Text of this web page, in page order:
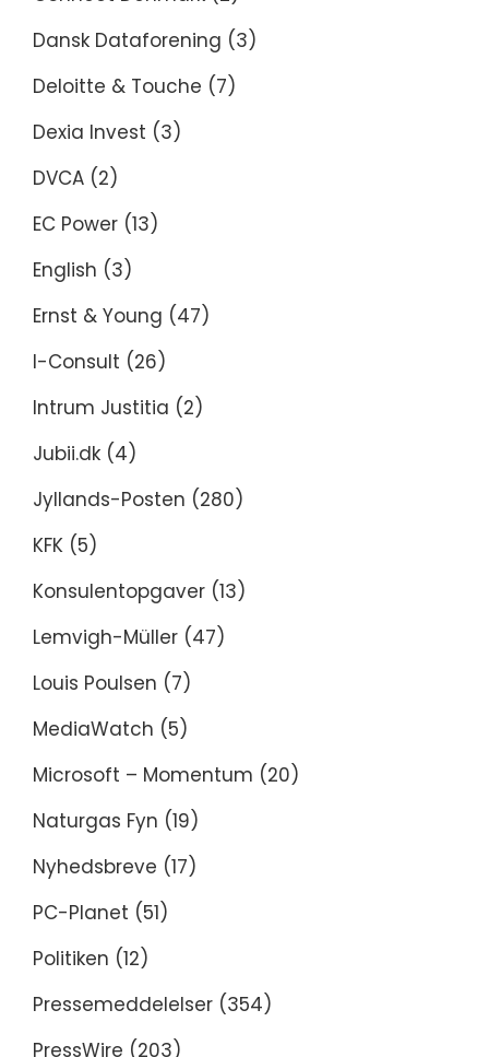
Dansk Dataforening (3)
Deloitte & Touche (7)
Dexia Invest (3)
DVCA (2)
EC Power (13)
English (3)
Ernst & Young (47)
I-Consult (26)
Intrum Justitia (2)
Jubii.dk (4)
Jyllands-Posten (280)
KFK (5)
Konsulentopgaver (13)
Lemvigh-Müller (47)
Louis Poulsen (7)
MediaWatch (5)
Microsoft – Momentum (20)
Naturgas Fyn (19)
Nyhedsbreve (17)
PC-Planet (51)
Politiken (12)
Pressemeddelelser (354)
PressWire (203)